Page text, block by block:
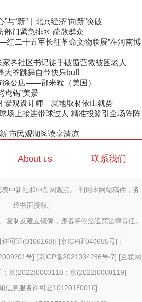
与“新”｜北京经济“向新”突破
部门紧急排水 疏散群众
二十五军长征革命文物联展”在河南博
界社区书记徒手破窗营救被困老人
大爷跳舞自带快乐buff
徐公店——邵米粒（美国）
鸯锅”美景
景观设计师：就地取材依山就势
场上接连带球过人 精准投篮引全场阵阵
市民观湖阅读享清凉
About us 联系我们
中新社和中新网观点。 刊用本网站稿件，务
经书面授权。
复制及建立镜像，违者将依法追究法律责任。
许可证(0106168)] [京ICP证040655号] [
号] [京ICP备2021034286号-7] [互联网
：京(2022)0000118；京(2022)0000119]
信息服务许可证10120180010]